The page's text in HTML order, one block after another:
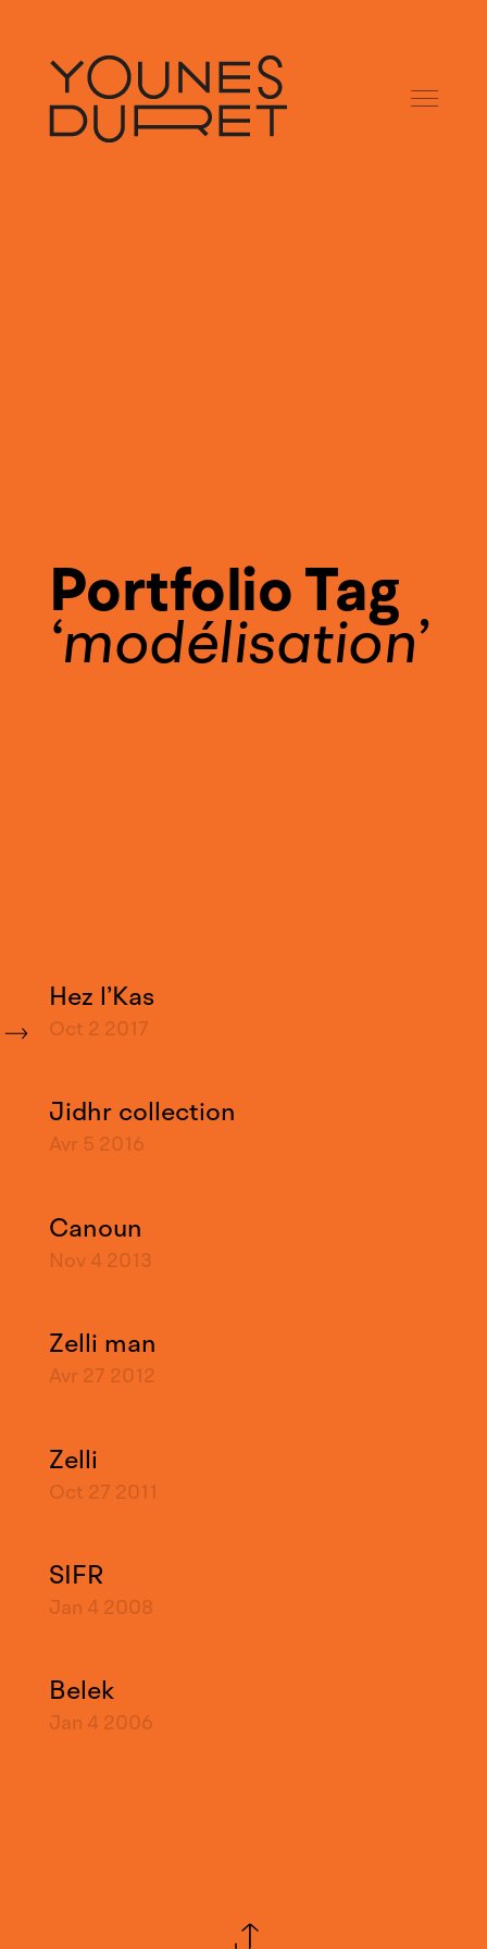
Portfolio Tag
modélisation
Hez l’Kas
Oct 2 2017
Jidhr collection
Avr 5 2016
Canoun
Nov 4 2013
Zelli man
Avr 27 2012
Zelli
Oct 27 2011
SIFR
Jan 4 2008
Belek
Jan 4 2006